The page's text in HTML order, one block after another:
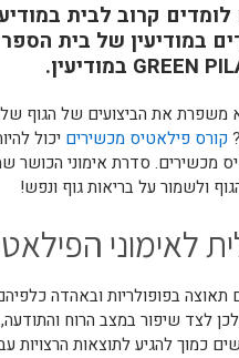
קרוב לבית
במודיעין של בית
משפרת את הביצועים של הגוף
קורס פילאטיס מכשירים יכול
מכשירים. סדרת אימוני הכושר
ולשמור על בריאות גוף ונפש!
לאימוני
תאוצה בפופולריות ובאהדה
לצד שיפור במצב הרוח והתודעה,
כמוך להגיע לתוצאות